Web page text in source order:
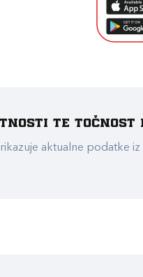
te točnost
aktualne podatke